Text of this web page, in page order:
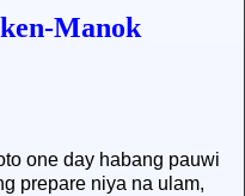
Manok
one day habang pauwi
prepare niya na ulam,